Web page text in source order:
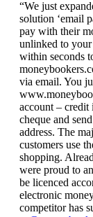
“We just
solution ‘email
pay with their
unlinked to your
within seconds
via email. You
account –
cheque and
address. The
customers use
shopping.
were proud to
be licenced
electronic
competitor has